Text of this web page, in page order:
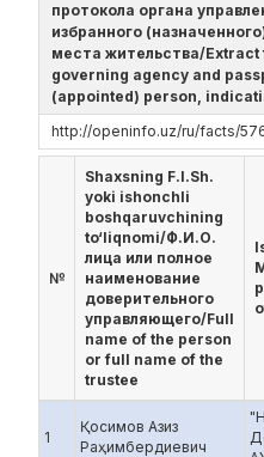
протокола органа
избранного
места жительства/
governing agency and
(appointed) person,
http://openinfo.uz/ru/facts/
№
Shaxsning F.I.Sh.
yoki ishonchli
boshqaruvchining
to‘liqnomi/Ф.И.О.
лица или полное
наименование
доверительного
управляющего/Full
name of the person
or full name of the
trustee
1
Қосимов Азиз
Раҳимбердиевич